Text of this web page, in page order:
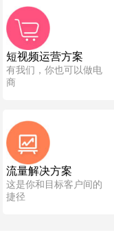
短视频运营方案
有我们，你也可以做电
商
流量解决方案
这是你和目标客户间的
捷径